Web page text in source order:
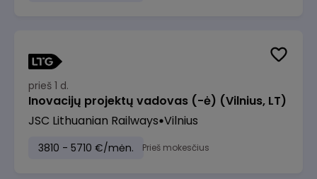
prieš 1 d.
Inovacijų projektų vadovas (-ė) (Vilnius, LT)
JSC Lithuanian Railways Vilnius
3810 - 5710 €/mėn. Prieš mokesčius